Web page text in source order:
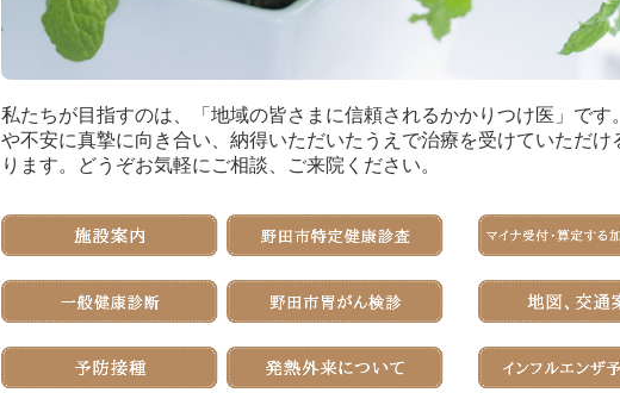
私たちが目指すのは、「地域の皆さまに信頼されるかかりつけ医」で
や不安に真摯に向き合い、納得いただいたうえで治療を受けていただ
ります。どうぞお気軽にご相談、ご来院ください。